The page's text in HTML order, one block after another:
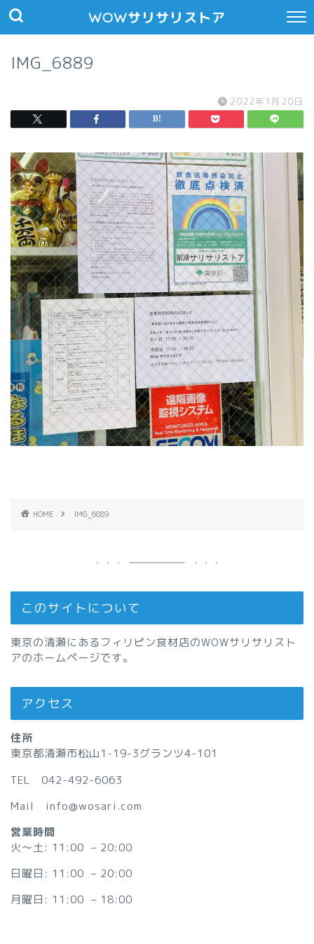
WOWサリサリストア
IMG_6889
2022年1月20日
HOME IMG_6889
このサイトについて
東京の清瀬にあるフィリピン食材店のWOWサリサリスト
アのホームページです。
アクセス
住所
東京都清瀬市松山1-19-3グランツ4-101
TEL 042-492-6063
Mail info@wosari.com
営業時間
火〜土: 11:00 – 20:00
日曜日: 11:00 – 20:00
月曜日: 11:00 – 18:00